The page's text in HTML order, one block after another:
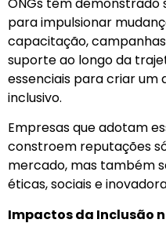
para impulsionar
capacitação,
suporte ao longo da
essenciais para criar
inclusivo.
Empresas que adotam
constroem reputações
mercado, mas também
éticas, sociais e
Impactos da Inclusão